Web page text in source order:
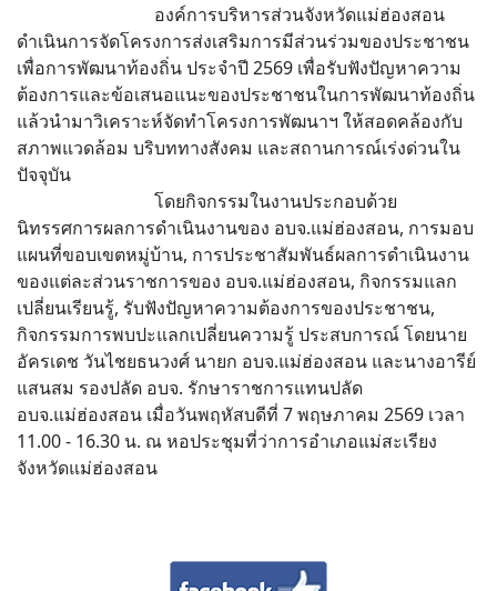
องค์การบริหารส่วนจังหวัดแม่ฮ่องสอน
ดำเนินการจัดโครงการส่งเสริมการมีส่วนร่วมของประชาชน
เพื่อการพัฒนาท้องถิ่น ประจำปี 2569 เพื่อรับฟังปัญหาความ
ต้องการและข้อเสนอแนะของประชาชนในการพัฒนาท้องถิ่น
แล้วนำมาวิเคราะห์จัดทำโครงการพัฒนาฯ ให้สอดคล้องกับ
สภาพแวดล้อม บริบททางสังคม และสถานการณ์เร่งด่วนใน
ปัจจุบัน
โดยกิจกรรมในงานประกอบด้วย
นิทรรศการผลการดำเนินงานของ อบจ.แม่ฮ่องสอน, การมอบ
แผนที่ขอบเขตหมู่บ้าน, การประชาสัมพันธ์ผลการดำเนินงาน
ของแต่ละส่วนราชการของ อบจ.แม่ฮ่องสอน, กิจกรรมแลก
เปลี่ยนเรียนรู้, รับฟังปัญหาความต้องการของประชาชน,
กิจกรรมการพบปะแลกเปลี่ยนความรู้ ประสบการณ์ โดยนาย
อัครเดช วันไชยธนวงศ์ นายก อบจ.แม่ฮ่องสอน และนางอารีย์
แสนสม รองปลัด อบจ. รักษาราชการแทนปลัด
อบจ.แม่ฮ่องสอน เมื่อวันพฤหัสบดีที่ 7 พฤษภาคม 2569 เวลา
11.00 - 16.30 น. ณ หอประชุมที่ว่าการอำเภอแม่สะเรียง
จังหวัดแม่ฮ่องสอน